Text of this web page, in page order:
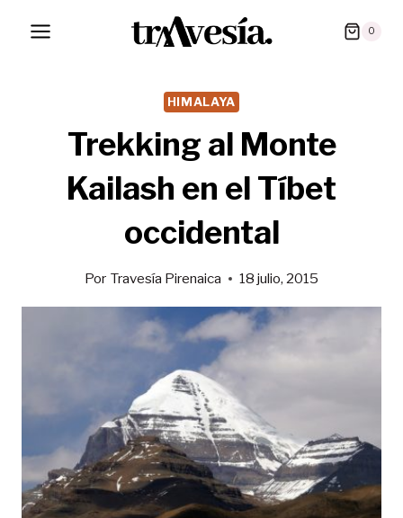
0
HIMALAYA
Trekking al Monte
Kailash en el Tíbet
occidental
Por Travesía Pirenaica 18 julio, 2015